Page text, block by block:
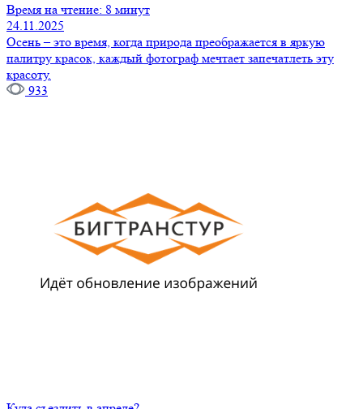
Время на чтение: 8 минут
24.11.2025
Осень – это время, когда природа преображается в яркую
палитру красок, каждый фотограф мечтает запечатлеть эту
красоту.
933